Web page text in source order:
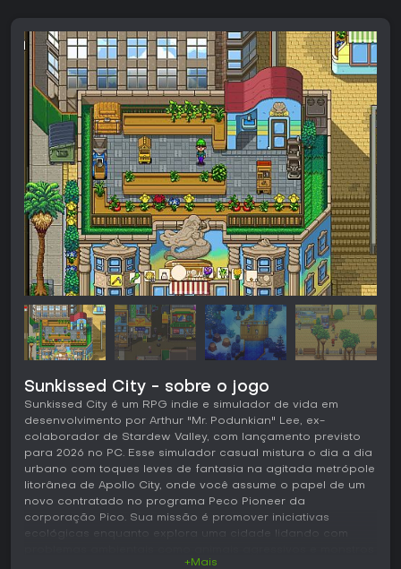
Sunkissed City - sobre o jogo
Sunkissed City é um RPG indie e simulador de vida em
desenvolvimento por Arthur "Mr. Podunkian" Lee, ex-
colaborador de Stardew Valley, com lançamento previsto
para 2026 no PC. Esse simulador casual mistura o dia a dia
urbano com toques leves de fantasia na agitada metrópole
litorânea de Apollo City, onde você assume o papel de um
novo contratado no programa Peco Pioneer da
corporação Pico. Sua missão é promover iniciativas
ecológicas enquanto explora uma cidade lidando com
nas esgotas, ao mesmo tempo em que constrói uma nova
+Mais